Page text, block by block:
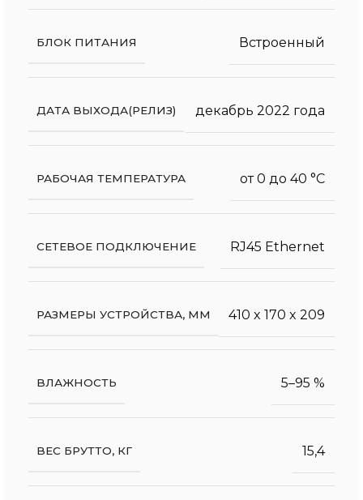
БЛОК ПИТАНИЯ Встроенный
ДАТА ВЫХОДА(РЕЛИЗ) декабрь 2022 года
РАБОЧАЯ ТЕМПЕРАТУРА от 0 до 40 °С
СЕТЕВОЕ ПОДКЛЮЧЕНИЕ RJ45 Ethernet
РАЗМЕРЫ УСТРОЙСТВА, ММ 410 x 170 x 209
ВЛАЖНОСТЬ 5–95 %
ВЕС БРУТТО, КГ 15,4